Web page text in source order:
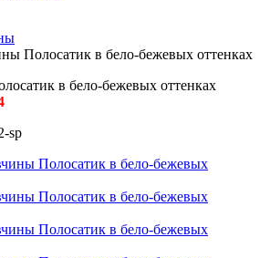
Полосатик в бело-бежевых оттенках
в бело-бежевых оттенках
sp